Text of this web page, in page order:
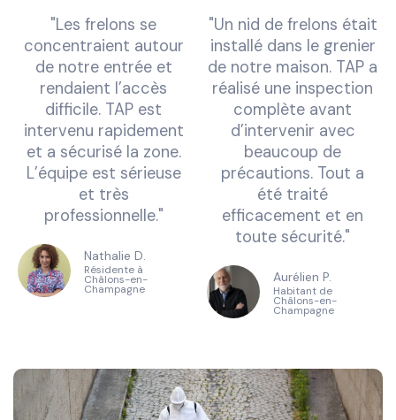
"Les frelons se
concentraient autour
de notre entrée et
rendaient l’accès
difficile. TAP est
intervenu rapidement
et a sécurisé la zone.
L’équipe est sérieuse
et très
professionnelle."
Nathalie D.
Résidente à
Châlons-en-
Champagne
"Un nid de frelons était
installé dans le grenier
de notre maison. TAP a
réalisé une inspection
complète avant
d’intervenir avec
beaucoup de
précautions. Tout a
été traité
efficacement et en
toute sécurité."
Aurélien P.
Habitant de
Châlons-en-
Champagne